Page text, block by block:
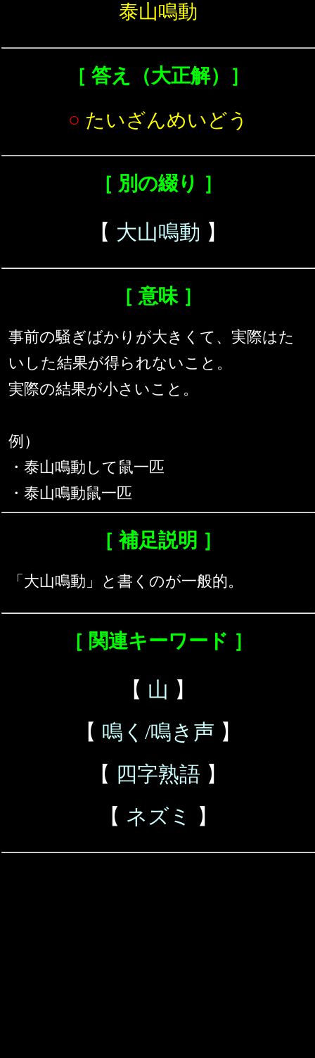
泰山鳴動
［ 答え（大正解）］
○ たいざんめいどう
［ 別の綴り ］
【 大山鳴動 】
［ 意味 ］
事前の騒ぎばかりが大きくて、実際はた
いした結果が得られないこと。
実際の結果が小さいこと。
例）
・泰山鳴動して鼠一匹
・泰山鳴動鼠一匹
［ 補足説明 ］
「大山鳴動」と書くのが一般的。
［ 関連キーワード ］
【 山 】
【 鳴く/鳴き声 】
【 四字熟語 】
【 ネズミ 】